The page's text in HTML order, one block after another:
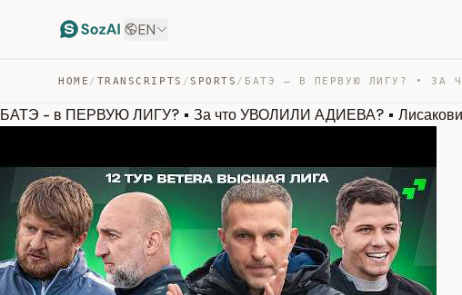
EN
HOME / TRANSCRIPTS /SPORTS /
БАТЭ - в ПЕРВУЮ ЛИГУ? • За что УВОЛИЛИ АДИЕВА? •